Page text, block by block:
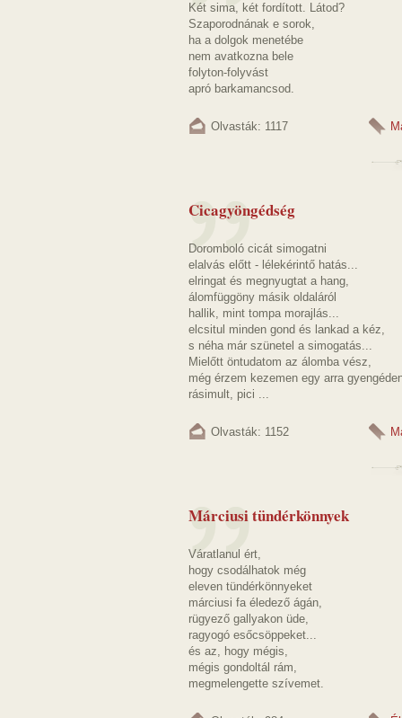
Két sima, két fordított. Látod?
Szaporodnának e sorok,
ha a dolgok menetébe
nem avatkozna bele
folyton-folyvást
apró barkamancsod.
Olvasták: 1117
Cicagyöngédség
Doromboló cicát simogatni
elalvás előtt - lélekérintő hatás...
elringat és megnyugtat a hang,
álomfüggöny másik oldaláról
hallik, mint tompa morajlás...
elcsitul minden gond és lankad a kéz,
s néha már szünetel a simogatás...
Mielőtt öntudatom az álomba vész,
még érzem kezemen egy arra
rásimult, pici ...
Olvasták: 1152
Márciusi tündérkönnyek
Váratlanul ért,
hogy csodálhatok még
eleven tündérkönnyeket
márciusi fa éledező ágán,
rügyező gallyakon üde,
ragyogó esőcsöppeket...
és az, hogy mégis,
mégis gondoltál rám,
megmelengette szívemet.